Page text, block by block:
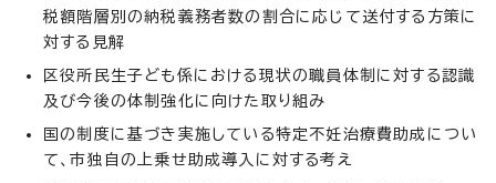
税額階層別の納税義務者数の割合に応じて送付する方策に
対する見解
区役所民生子ども係における現状の職員体制に対する認識
及び今後の体制強化に向けた取り組み
国の制度に基づき実施している特定不妊治療費助成につい
て、市独自の上乗せ助成導入に対する考え